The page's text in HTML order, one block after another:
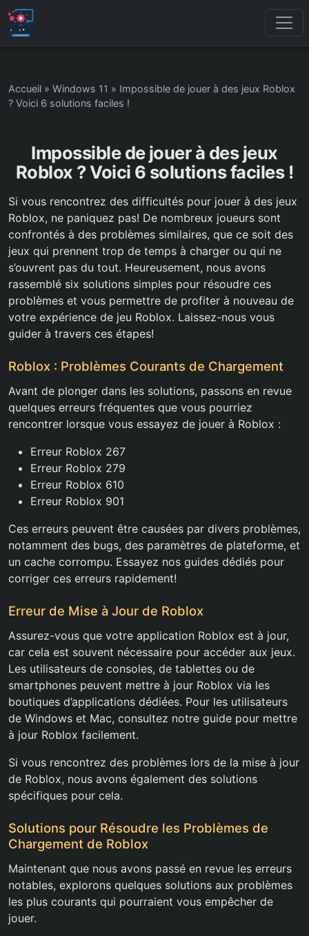
Accueil » Windows 11 » Impossible de jouer à des jeux Roblox
? Voici 6 solutions faciles !
Impossible de jouer à des jeux
Roblox ? Voici 6 solutions faciles !
Si vous rencontrez des difficultés pour jouer à des jeux
Roblox, ne paniquez pas! De nombreux joueurs sont
confrontés à des problèmes similaires, que ce soit des
jeux qui prennent trop de temps à charger ou qui ne
s’ouvrent pas du tout. Heureusement, nous avons
rassemblé six solutions simples pour résoudre ces
problèmes et vous permettre de profiter à nouveau de
votre expérience de jeu Roblox. Laissez-nous vous
guider à travers ces étapes!
Roblox : Problèmes Courants de Chargement
Avant de plonger dans les solutions, passons en revue
quelques erreurs fréquentes que vous pourriez
rencontrer lorsque vous essayez de jouer à Roblox :
Erreur Roblox 267
Erreur Roblox 279
Erreur Roblox 610
Erreur Roblox 901
Ces erreurs peuvent être causées par divers problèmes,
notamment des bugs, des paramètres de plateforme, et
un cache corrompu. Essayez nos guides dédiés pour
corriger ces erreurs rapidement!
Erreur de Mise à Jour de Roblox
Assurez-vous que votre application Roblox est à jour,
car cela est souvent nécessaire pour accéder aux jeux.
Les utilisateurs de consoles, de tablettes ou de
smartphones peuvent mettre à jour Roblox via les
boutiques d’applications dédiées. Pour les utilisateurs
de Windows et Mac, consultez notre guide pour mettre
à jour Roblox facilement.
Si vous rencontrez des problèmes lors de la mise à jour
de Roblox, nous avons également des solutions
spécifiques pour cela.
Solutions pour Résoudre les Problèmes de
Chargement de Roblox
Maintenant que nous avons passé en revue les erreurs
notables, explorons quelques solutions aux problèmes
les plus courants qui pourraient vous empêcher de
jouer.